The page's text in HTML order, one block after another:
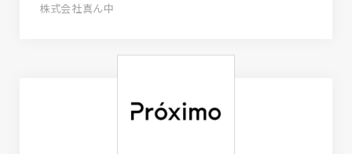
株式会社真ん中